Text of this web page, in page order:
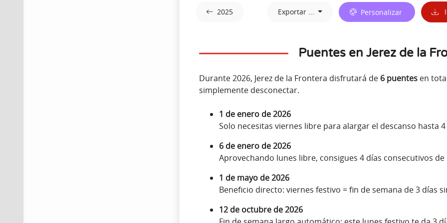
2025 Exportar ... Personalizar
Puentes en Jerez de la
Durante 2026, Jerez de la Frontera disfrutará de 6 puentesen
simplemente desconectar.
1 de enero de 2026
Solo necesitas viernes libre para alargar el descanso hasta
6 de enero de 2026
Aprovechando lunes libre, consigues 4 días consecutivos de
1 de mayo de 2026
Beneficio directo: viernes festivo = fin de semana de 3 días
12 de octubre de 2026